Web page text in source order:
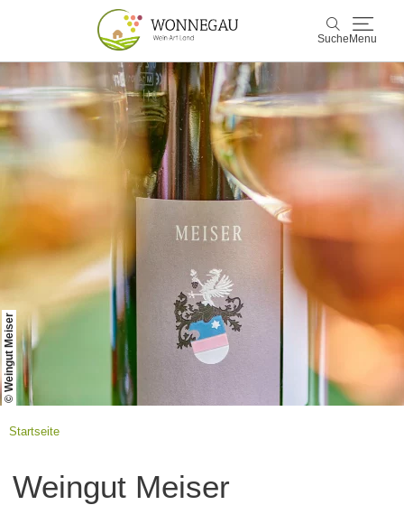
Suche Menu
Suche
Wonnegau
Entdecken & Erleben
Wein & Genuss
Kultur & Events
Buchen & Service
© Weingut Meiser
Startseite
Weingut Meiser